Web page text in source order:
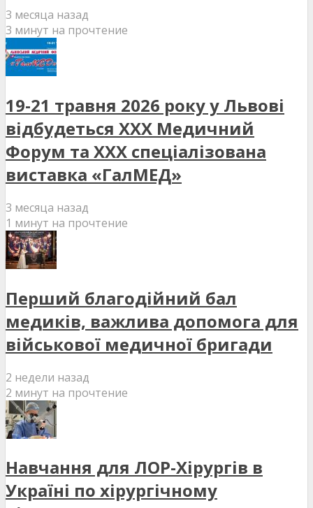
3 месяца назад
3 минут на прочтение
19-21 травня 2026 року у Львові
відбудеться XXX Медичний
Форум та XXX спеціалізована
виставка «ГалМЕД»
3 месяца назад
1 минут на прочтение
Перший благодійний бал
медиків, важлива допомога для
військової медичної бригади
2 недели назад
2 минут на прочтение
Навчання для ЛОР-Хірургів в
Україні по хірургічному